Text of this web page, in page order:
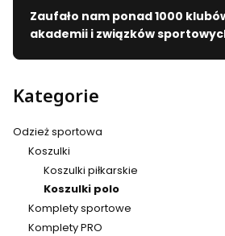
Zaufało nam ponad 1000
akademii i związków
Kategorie
Odzież sportowa
Koszulki
Koszulki piłkarskie
Koszulki polo
Komplety sportowe
Komplety PRO